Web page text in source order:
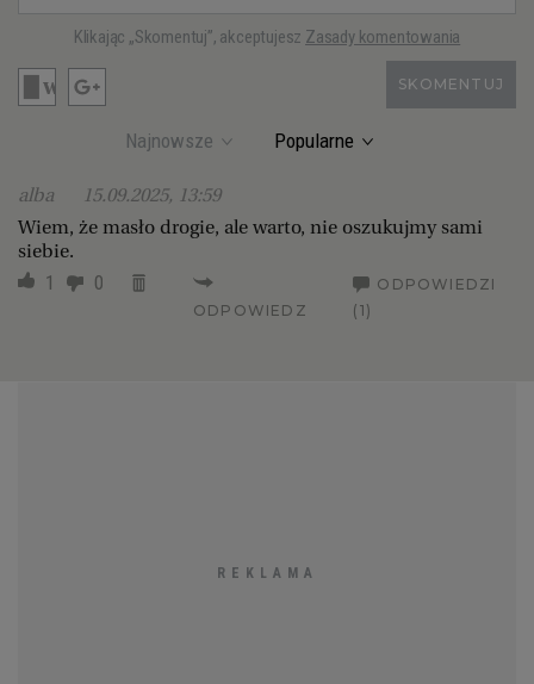
Klikając „Skomentuj”, akceptujesz Zasady komentowania
SKOMENTUJ
Najnowsze Popularne
alba
15.09.2025, 13:59
Wiem, że masło drogie, ale warto, nie oszukujmy sami
siebie.
1 0
ODPOWIEDZ
ODPOWIEDZI
(1)